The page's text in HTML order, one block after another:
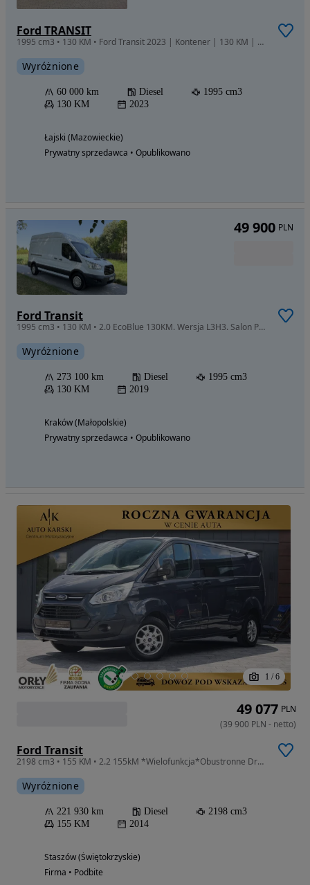
Ford TRANSIT
1995 cm3 • 130 KM • Ford Transit 2023 | Kontener | 130 KM | Skrzynia manualna | FV VAT
Wyróżnione
60 000 km Diesel
1995 cm3
130 KM
2023
Łajski (Mazowieckie)
Prywatny sprzedawca • Opublikowano
Ford Transit
1995 cm3 • 130 KM • 2.0 EcoBlue 130KM. Wersja L3H3. Salon Polska. Bezwypadkowy. FV23%. ASO
Wyróżnione
273 100 km Diesel
1995 cm3
130 KM
2019
Kraków (Małopolskie)
Prywatny sprzedawca • Opublikowano
49 900 PLN
1 / 6
Ford Transit
2198 cm3 • 155 KM • 2.2 155kM *Wielofunkcja*Obustronne Drzwi*Full-Opcja*Kamera Cofania*ABS
Wyróżnione
221 930 km Diesel
2198 cm3
155 KM
2014
Staszów (Świętokrzyskie)
Firma • Podbite
49 077 PLN
(39 900 PLN - netto)